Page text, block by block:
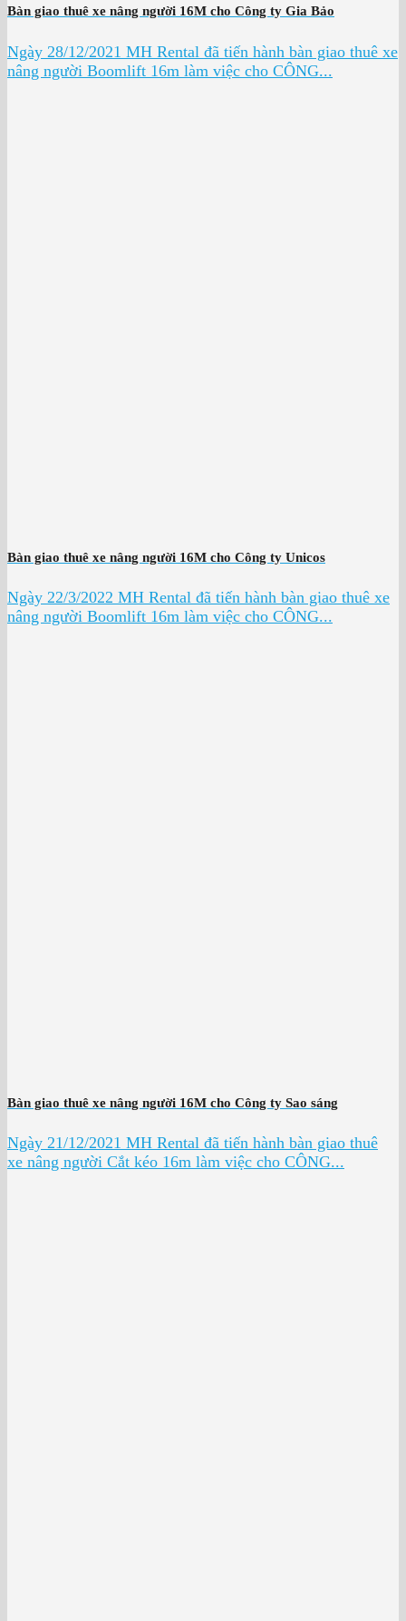
Bàn giao thuê xe nâng người 16M cho Công ty Gia Bảo
Ngày 28/12/2021 MH Rental đã tiến hành bàn giao thuê xe
nâng người Boomlift 16m làm việc cho CÔNG...
Bàn giao thuê xe nâng người 16M cho Công ty Unicos
Ngày 22/3/2022 MH Rental đã tiến hành bàn giao thuê xe
nâng người Boomlift 16m làm việc cho CÔNG...
Bàn giao thuê xe nâng người 16M cho Công ty Sao sáng
Ngày 21/12/2021 MH Rental đã tiến hành bàn giao thuê
xe nâng người Cắt kéo 16m làm việc cho CÔNG...